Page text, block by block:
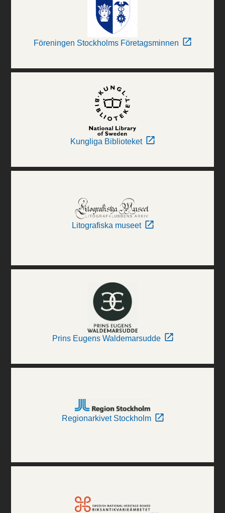
Föreningen Stockholms Företagsminnen
Kungliga Biblioteket
Litografiska museet
Prins Eugens Waldemarsudde
Regionarkivet Stockholm